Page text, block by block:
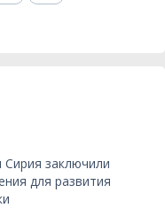
Сирия заключили
для развития